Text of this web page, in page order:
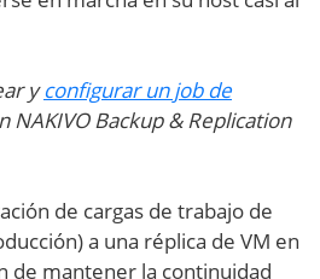
yconfigurar un job de
NAKIVO Backup & Replication
de cargas de trabajo de
a una réplica de VM en
de mantener la continuidad